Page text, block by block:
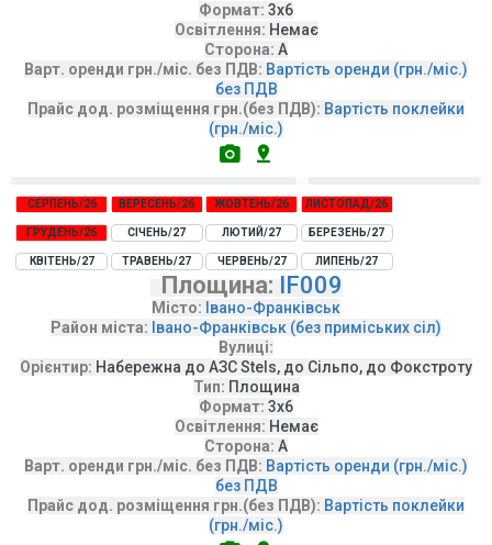
Формат: 3х6
Освітлення: Немає
Сторона: А
Варт. оренди грн./міс. без ПДВ: Вартість оренди (грн./міс.)
без ПДВ
Прайс дод. розміщення грн.(без ПДВ): Вартість поклейки
(грн./міс.)
СЕРПЕНЬ/26 ВЕРЕСЕНЬ/26 ЖОВТЕНЬ/26 ЛИСТОПАД/26
ГРУДЕНЬ/26 СІЧЕНЬ/27 ЛЮТИЙ/27 БЕРЕЗЕНЬ/27
КВІТЕНЬ/27 ТРАВЕНЬ/27 ЧЕРВЕНЬ/27 ЛИПЕНЬ/27
Площина: IF009
Місто: Івано-Франківськ
Район міста: Івано-Франківськ (без приміських сіл)
Вулиці:
Орієнтир: Набережна до АЗС Stels, до Сільпо, до Фокстроту
Тип: Площина
Формат: 3х6
Освітлення: Немає
Сторона: А
Варт. оренди грн./міс. без ПДВ: Вартість оренди (грн./міс.)
без ПДВ
Прайс дод. розміщення грн.(без ПДВ): Вартість поклейки
(грн./міс.)